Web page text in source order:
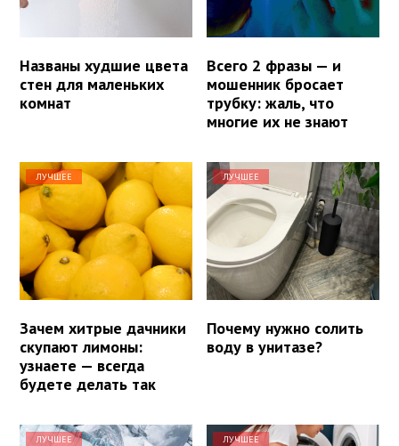
Названы худшие цвета
стен для маленьких
комнат
Всего 2 фразы — и
мошенник бросает
трубку: жаль, что
многие их не знают
ЛУЧШЕЕ
Зачем хитрые дачники
скупают лимоны:
узнаете — всегда
будете делать так
ЛУЧШЕЕ
Почему нужно солить
воду в унитазе?
ЛУЧШЕЕ ЛУЧШЕЕ